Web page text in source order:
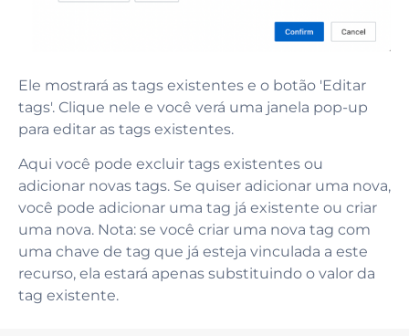
Ele mostrará as tags existentes e o botão 'Editar
tags'. Clique nele e você verá uma janela pop-up
para editar as tags existentes.
Aqui você pode excluir tags existentes ou
adicionar novas tags. Se quiser adicionar uma nova,
você pode adicionar uma tag já existente ou criar
uma nova. Nota: se você criar uma nova tag com
uma chave de tag que já esteja vinculada a este
recurso, ela estará apenas substituindo o valor da
tag existente.